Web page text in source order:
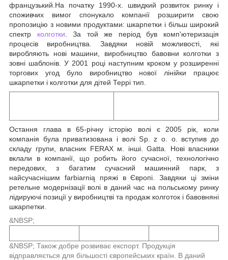
французький.На початку 1990-х. швидкий розвиток ринку і
споживчих вимог спонукало компанії розширити свою
пропозицію з новими продуктами: шкарпетки і більш широкий
спектр колготки . За той же період був комп'ютеризація
процесів виробництва. Завдяки новій можливості, які
виробляють нові машини, виробництво бавовни колготки з
зовні шаблонів. У 2001 році наступним кроком у розширенні
торгових угод було виробництво нової лінійки працює
шкарпетки і колготки для дітей Террі тип.
Остання глава в 65-річну історію волі є 2005 рік, коли
компанія була приватизована і волі Sp. z o. o. вступив до
складу групи, власник FERAX м. інші. Gatta. Нові власники
вклали в компанії, що робить його сучасної, технологічно
передових, з багатим сучасний машинний парк, з
найсучаснішим farbiarnią пряжі в Європі. Завдяки ці зміни
ретельне модернізації волі в даний час на польському ринку
лідируючі позиції у виробництві та продаж колготок і бавовняні
шкарпетки.
&NBSP;
&NBSP; Також добре розвиває експорт. Продукція
відправляється для більшості європейських країн. В даний